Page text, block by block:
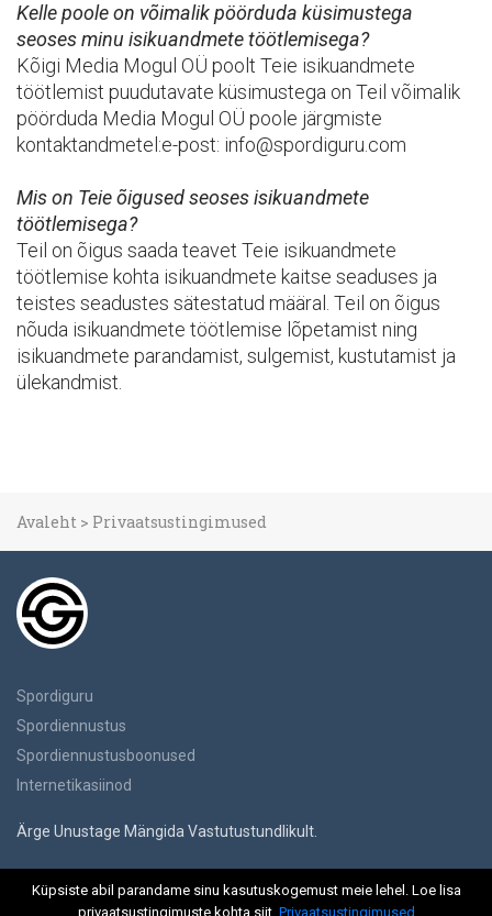
Kelle poole on võimalik pöörduda küsimustega
seoses minu isikuandmete töötlemisega?
Kõigi Media Mogul OÜ poolt Teie isikuandmete
töötlemist puudutavate küsimustega on Teil võimalik
pöörduda Media Mogul OÜ poole järgmiste
kontaktandmetel:e-post: info@spordiguru.com
Mis on Teie õigused seoses isikuandmete
töötlemisega?
Teil on õigus saada teavet Teie isikuandmete
töötlemise kohta isikuandmete kaitse seaduses ja
teistes seadustes sätestatud määral. Teil on õigus
nõuda isikuandmete töötlemise lõpetamist ning
isikuandmete parandamist, sulgemist, kustutamist ja
ülekandmist.
Avaleht > Privaatsustingimused
Spordiguru
Spordiennustus
Spordiennustusboonused
Internetikasiinod
Ärge Unustage Mängida Vastutustundlikult.
Küpsiste abil parandame sinu kasutuskogemust meie lehel. Loe lisa
privaatsustingimuste kohta siit. Privaatsustingimused